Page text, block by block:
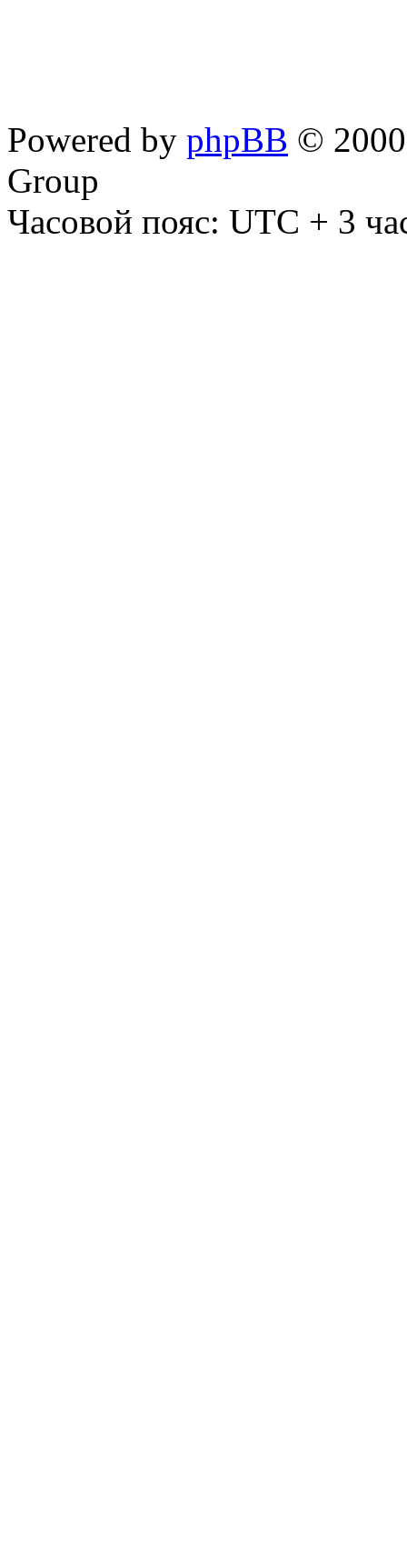
Powered by phpBB ©
Group
Часовой пояс: UTC + 3